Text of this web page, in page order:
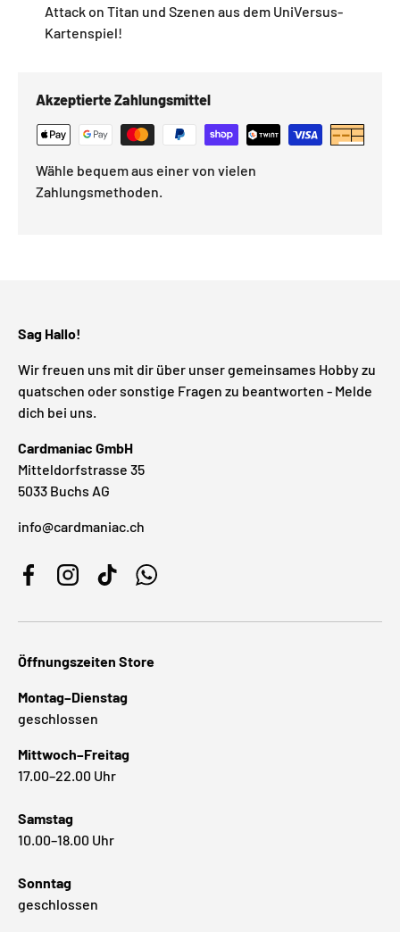
Attack on Titan und Szenen aus dem UniVersus-
Kartenspiel!
Akzeptierte Zahlungsmittel
Wähle bequem aus einer von vielen
Zahlungsmethoden.
Sag Hallo!
Wir freuen uns mit dir über unser gemeinsames Hobby zu
quatschen oder sonstige Fragen zu beantworten - Melde
dich bei uns.
Cardmaniac GmbH
Mitteldorfstrasse 35
5033 Buchs AG
info@cardmaniac.ch
FacebookInstagramTikTokWhatsApp
Öffnungszeiten Store
Montag–Dienstag
geschlossen
Mittwoch–Freitag
17.00–22.00 Uhr
Samstag
10.00–18.00 Uhr
Sonntag
geschlossen